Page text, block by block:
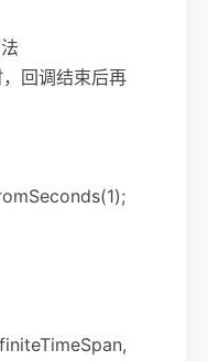
回调结束后再